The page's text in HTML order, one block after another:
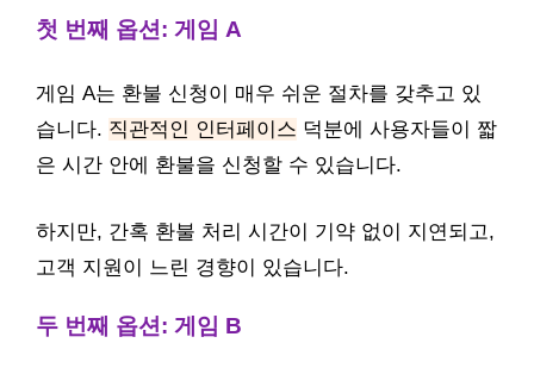
첫 번째 옵션: 게임 A
게임 A는 환불 신청이 매우 쉬운 절차를 갖추고 있
습니다. 직관적인 인터페이스 덕분에 사용자들이 짧
은 시간 안에 환불을 신청할 수 있습니다.
하지만, 간혹 환불 처리 시간이 기약 없이 지연되고,
고객 지원이 느린 경향이 있습니다.
두 번째 옵션: 게임 B